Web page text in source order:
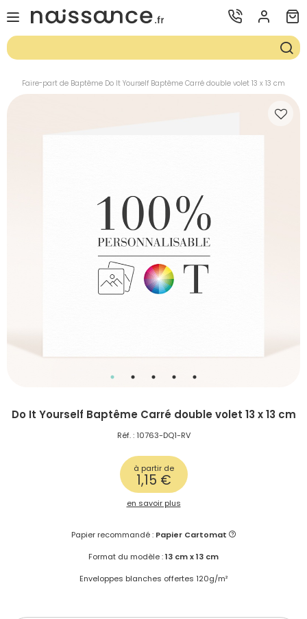
Faire-part de Baptême Do It Yourself Baptême Carré double volet 13 x 13 cm
Do It Yourself Baptême Carré double volet 13 x 13 cm
Réf. : 10763-DQ1-RV
à partir de
1,15 €
en savoir plus
Papier recommandé :Papier Cartomat
Format du modèle :13 cm x 13 cm
Enveloppes blanches offertes 120g/m²